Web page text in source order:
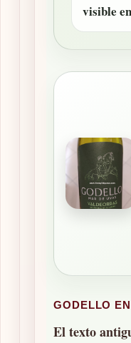
visible
GODELLO
El texto